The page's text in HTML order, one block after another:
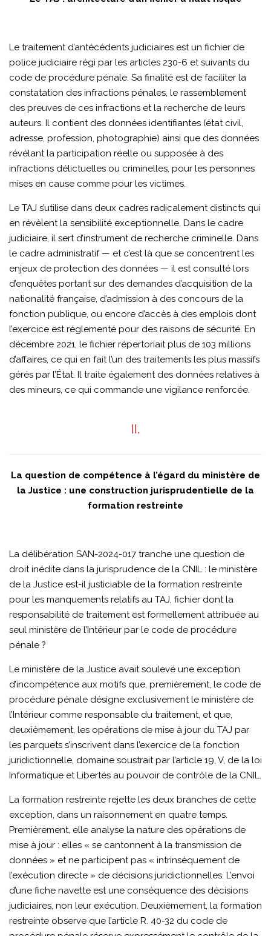
Le traitement d’antécédents judiciaires est un fichier de
police judiciaire régi par les articles 230-6 et suivants du
code de procédure pénale. Sa finalité est de faciliter la
constatation des infractions pénales, le rassemblement
des preuves de ces infractions et la recherche de leurs
auteurs. Il contient des données identifiantes (état civil,
adresse, profession, photographie) ainsi que des données
révélant la participation réelle ou supposée à des
infractions délictuelles ou criminelles, pour les personnes
mises en cause comme pour les victimes.
Le TAJ s’utilise dans deux cadres radicalement distincts qui
en révèlent la sensibilité exceptionnelle. Dans le cadre
judiciaire, il sert d’instrument de recherche criminelle. Dans
le cadre administratif — et c’est là que se concentrent les
enjeux de protection des données — il est consulté lors
d’enquêtes portant sur des demandes d’acquisition de la
nationalité française, d’admission à des concours de la
fonction publique, ou encore d’accès à des emplois dont
l’exercice est réglementé pour des raisons de sécurité. En
décembre 2021, le fichier répertoriait plus de 103 millions
d’affaires, ce qui en fait l’un des traitements les plus massifs
gérés par l’État. Il traite également des données relatives à
des mineurs, ce qui commande une vigilance renforcée.
II.
La question de compétence à l’égard du ministère de
la Justice : une construction jurisprudentielle de la
formation restreinte
La délibération SAN-2024-017 tranche une question de
droit inédite dans la jurisprudence de la CNIL : le ministère
de la Justice est-il justiciable de la formation restreinte
pour les manquements relatifs au TAJ, fichier dont la
responsabilité de traitement est formellement attribuée au
seul ministère de l’Intérieur par le code de procédure
pénale ?
Le ministère de la Justice avait soulevé une exception
d’incompétence aux motifs que, premièrement, le code de
procédure pénale désigne exclusivement le ministère de
l’Intérieur comme responsable du traitement, et que,
deuxièmement, les opérations de mise à jour du TAJ par
les parquets s’inscrivent dans l’exercice de la fonction
juridictionnelle, domaine soustrait par l’article 19, V, de la loi
Informatique et Libertés au pouvoir de contrôle de la CNIL.
La formation restreinte rejette les deux branches de cette
exception, dans un raisonnement en quatre temps.
Premièrement, elle analyse la nature des opérations de
mise à jour : elles « se cantonnent à la transmission de
données » et ne participent pas « intrinsèquement de
l’exécution directe » de décisions juridictionnelles. L’envoi
d’une fiche navette est une conséquence des décisions
judiciaires, non leur exécution. Deuxièmement, la formation
restreinte observe que l’article R. 40-32 du code de